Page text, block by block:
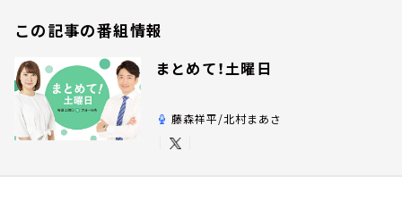
この記事の番組情報
まとめて！土曜日
藤森祥平/北村まあさ